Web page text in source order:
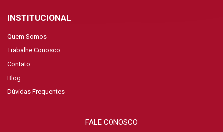
INSTITUCIONAL
Quem Somos
Trabalhe Conosco
Contato
Blog
Dúvidas Frequentes
FALE CONOSCO